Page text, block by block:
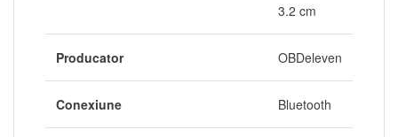
3.2 cm
Producator OBDeleven
Conexiune Bluetooth